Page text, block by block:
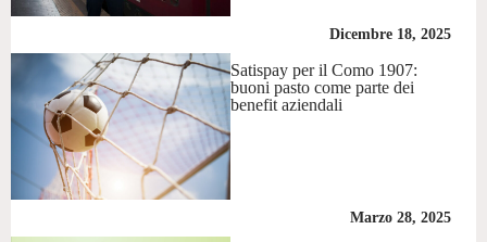
Dicembre 18, 2025
Satispay per il Como 1907:
buoni pasto come parte dei
benefit aziendali
Marzo 28, 2025